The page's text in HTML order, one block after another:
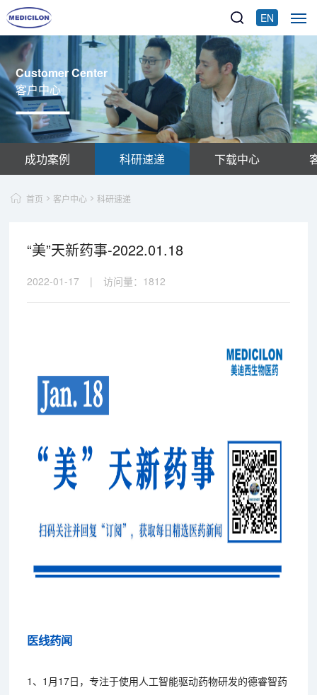
EN
Customer Center
客户中心
成功案例 科研速递 下载中心
首页 客户中心 科研速递
“美”天新药事-2022.01.18
2022-01-17 | 访问量： 1812
医线药闻
1、1月17日，专注于使用人工智能驱动药物研发的德睿智药